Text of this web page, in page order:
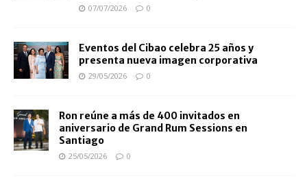
07/07/2026 0
Eventos del Cibao celebra 25 años y
presenta nueva imagen corporativa
29/05/2026 0
Ron reúne a más de 400 invitados en
aniversario de Grand Rum Sessions en
Santiago
25/05/2026 0